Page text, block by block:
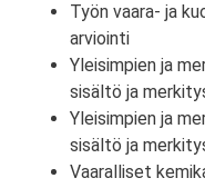
Työn vaara- ja
arviointi
Yleisimpien ja
sisältö ja
Yleisimpien ja
sisältö ja
Vaaralliset